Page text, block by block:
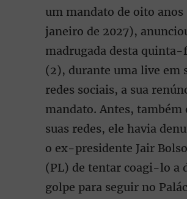
um mandato de oito anos
janeiro de 2027),
madrugada desta quinta-
(2), durante uma live em
redes sociais, a sua
mandato. Antes, também
suas redes, ele havia
o ex-presidente Jair
(PL) de tentar coagi-lo a
golpe para seguir no